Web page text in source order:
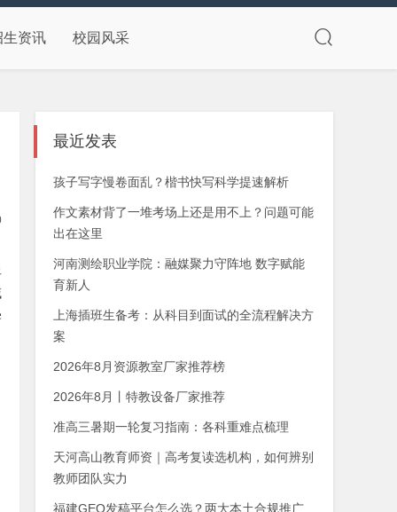
生资讯 校园风采
最近发表
孩子写字慢卷面乱？楷书快写科学提速解析
作文素材背了一堆考场上还是用不上？问题可能
出在这里
河南测绘职业学院：融媒聚力守阵地 数字赋能
育新人
上海插班生备考：从科目到面试的全流程解决方
案
2026年8月资源教室厂家推荐榜
2026年8月丨特教设备厂家推荐
准高三暑期一轮复习指南：各科重难点梳理
天河高山教育师资｜高考复读选机构，如何辨别
教师团队实力
福建GEO发稿平台怎么选？两大本土合规推广